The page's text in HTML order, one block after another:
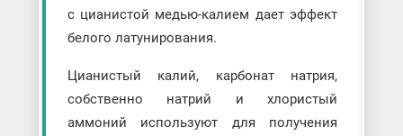
с цианистой медью-калием дает эффект
белого латунирования.
Цианистый калий, карбонат натрия,
собственно натрий и хлористый
аммоний используют для получения